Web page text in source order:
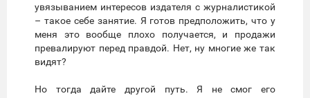
увязыванием интересов издателя с журналистикой
– такое себе занятие. Я готов предположить, что у
меня это вообще плохо получается, и продажи
превалируют перед правдой. Нет, ну многие же так
видят?
Но тогда дайте другой путь. Я не смог его